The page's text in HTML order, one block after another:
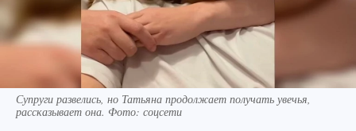
Супруги развелись, но Татьяна продолжает получать увечья,
рассказывает она. Фото: соцсети